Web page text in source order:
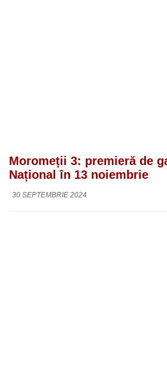
Moromeții 3: premieră de
Național în 13 noiembrie
30 SEPTEMBRIE 2024